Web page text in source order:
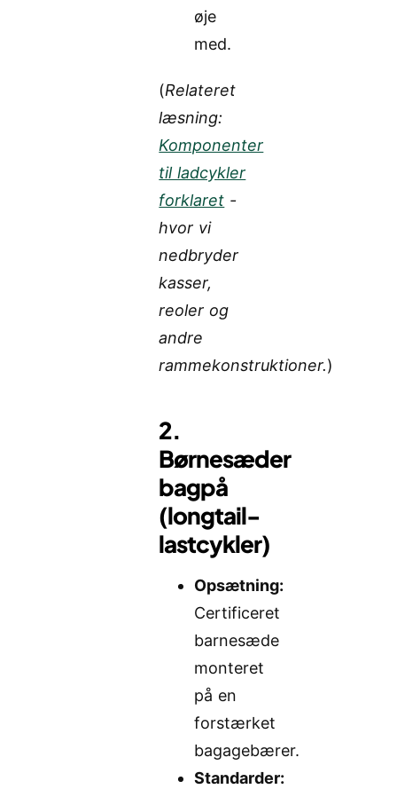
øje
med.
(Relateret
læsning:
Komponenter
til ladcykler
forklaret -
hvor vi
nedbryder
kasser,
reoler og
andre
rammekonstruktioner.)
2.
Børnesæder
bagpå
(longtail-
lastcykler)
Opsætning:
Certificeret
barnesæde
monteret
på en
forstærket
bagagebærer.
Standarder: